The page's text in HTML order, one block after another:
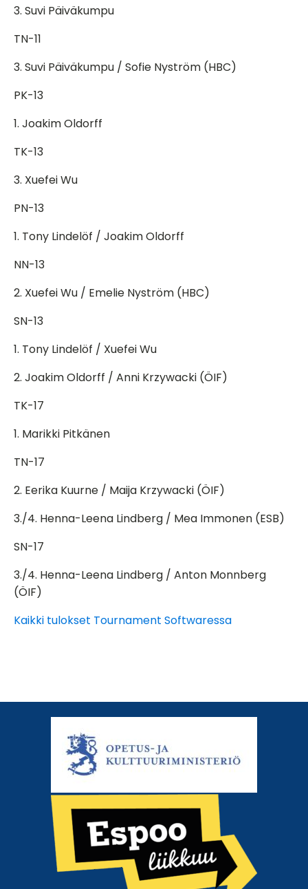
3. Suvi Päiväkumpu
TN-11
3. Suvi Päiväkumpu / Sofie Nyström (HBC)
PK-13
1. Joakim Oldorff
TK-13
3. Xuefei Wu
PN-13
1. Tony Lindelöf / Joakim Oldorff
NN-13
2. Xuefei Wu / Emelie Nyström (HBC)
SN-13
1. Tony Lindelöf / Xuefei Wu
2. Joakim Oldorff / Anni Krzywacki (ÖIF)
TK-17
1. Marikki Pitkänen
TN-17
2. Eerika Kuurne / Maija Krzywacki (ÖIF)
3./4. Henna-Leena Lindberg / Mea Immonen (ESB)
SN-17
3./4. Henna-Leena Lindberg / Anton Monnberg
(ÖIF)
Kaikki tulokset Tournament Softwaressa